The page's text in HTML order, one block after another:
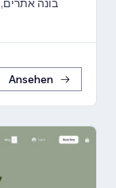
בונה אתרים,
Ansehen